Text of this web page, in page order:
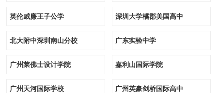
英伦威廉王子公学 深圳大学橘郡美国高中
北大附中深圳南山分校 广东实验中学
广州莱佛士设计学院 嘉利山国际学院
广州天河国际学校 广州英豪剑桥国际高中